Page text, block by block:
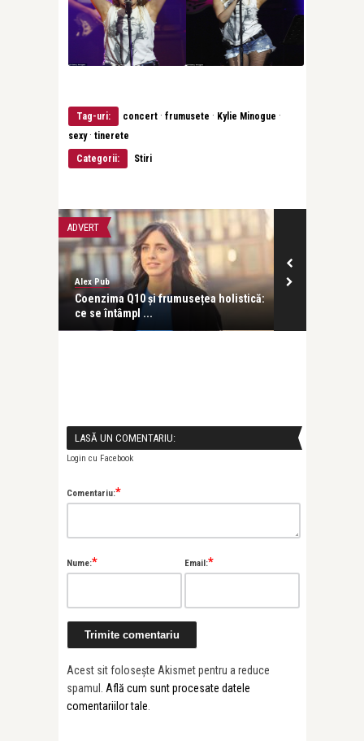
Tag-uri: concert · frumusete · Kylie Minogue ·
sexy· tinerete
Categorii:
Stiri
ADVERT
Alex Pub
Coenzima Q10 și frumusețea holistică:
ce se întâmpl ...
LASĂ UN COMENTARIU:
Login cu Facebook
Comentariu:*
Nume:* Email:*
Acest sit folosește Akismet pentru a reduce
spamul. Află cum sunt procesate datele
comentariilor tale